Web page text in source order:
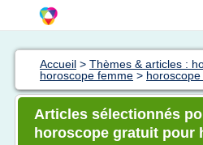
Accueil > Thèmes & articles :
horoscope femme >
Articles sélectionnés
horoscope gratuit pour